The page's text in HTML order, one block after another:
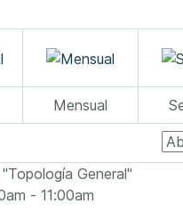
Mensual
General"
- 11:00am